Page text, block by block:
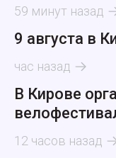
59 минут назад
9 августа в
час назад
В Кирове
12 часов назад